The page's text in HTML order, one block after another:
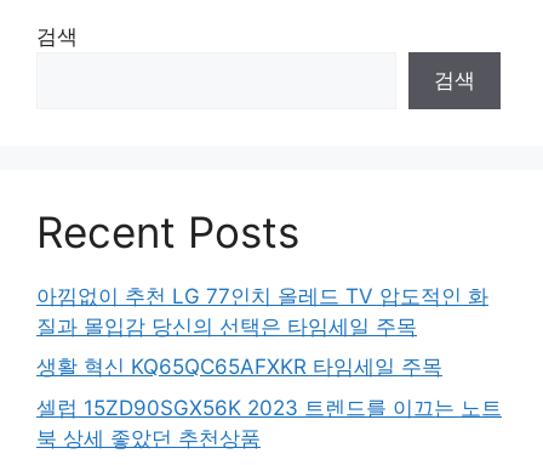
검색
검색
Recent Posts
아낌없이 추천 LG 77인치 올레드 TV 압도적인 화
질과 몰입감 당신의 선택은 타임세일 주목
생활 혁신 KQ65QC65AFXKR 타임세일 주목
셀럽 15ZD90SGX56K 2023 트렌드를 이끄는 노트
북 상세 좋았던 추천상품